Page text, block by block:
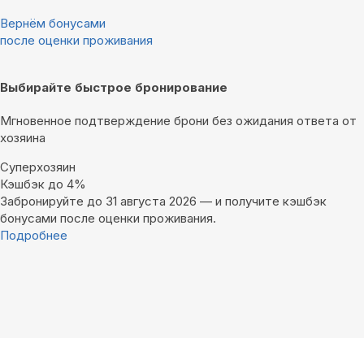
Вернём бонусами
после оценки проживания
Выбирайте быстрое бронирование
Мгновенное подтверждение брони без ожидания ответа от
хозяина
Суперхозяин
Кэшбэк до 4%
Забронируйте до 31 августа 2026 — и получите кэшбэк
бонусами после оценки проживания.
Подробнее